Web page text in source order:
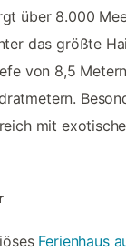
über 8.000
das größte
von 8,5
mit
Ferienhaus